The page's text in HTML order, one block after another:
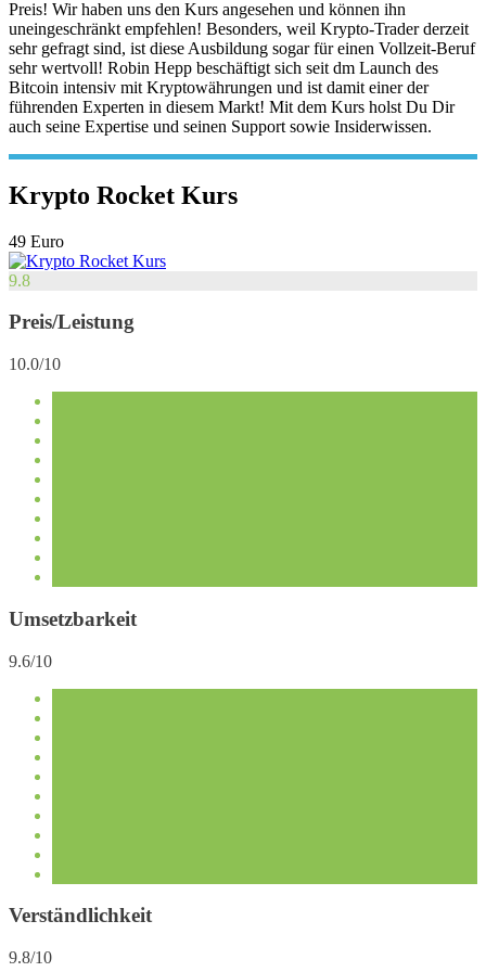
Preis! Wir haben uns den Kurs angesehen und können ihn
uneingeschränkt empfehlen! Besonders, weil Krypto-Trader derzeit
sehr gefragt sind, ist diese Ausbildung sogar für einen Vollzeit-Beruf
sehr wertvoll! Robin Hepp beschäftigt sich seit dm Launch des
Bitcoin intensiv mit Kryptowährungen und ist damit einer der
führenden Experten in diesem Markt! Mit dem Kurs holst Du Dir
auch seine Expertise und seinen Support sowie Insiderwissen.
Krypto Rocket Kurs
49 Euro
9.8
Preis/Leistung
10.0/10
Umsetzbarkeit
9.6/10
Verständlichkeit
9.8/10